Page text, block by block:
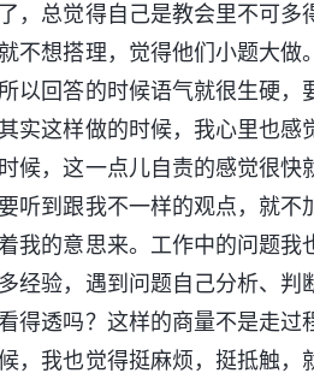
，总觉得自己是教会里不可
不想搭理，觉得他们小题大
以回答的时候语气就很生硬
实这样做的时候，我心里也
候，这一点儿自责的感觉很
听到跟我不一样的观点，就不
我的意思来。工作中的问题
经验，遇到问题自己分析、
得透吗？这样的商量不是走过
，我也觉得挺麻烦，挺抵触